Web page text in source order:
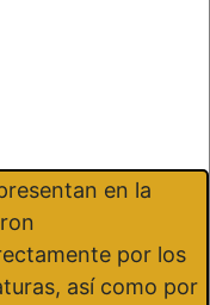
en la
por los
así como por